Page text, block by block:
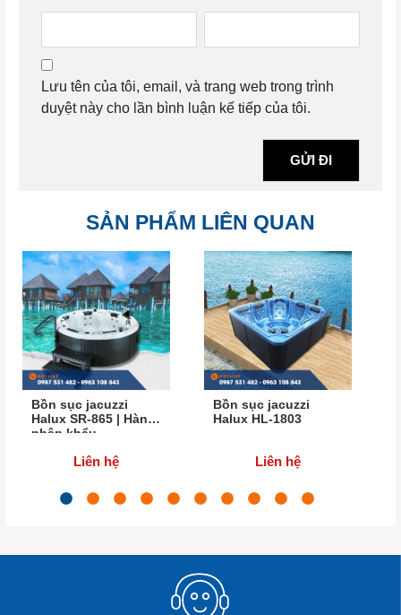
Lưu tên của tôi, email, và trang web trong trình
duyệt này cho lần bình luận kế tiếp của tôi.
SẢN PHẨM LIÊN QUAN
Bồn sục jacuzzi
Halux SR-865 | Hàng
nhập khẩu
Liên hệ
Bồn sục jacuzzi
Halux HL-1803
Liên hệ